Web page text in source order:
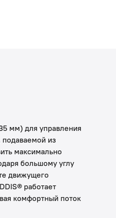
мм) для управления
из
максимально
большому углу
движущего
работает
комфортный поток